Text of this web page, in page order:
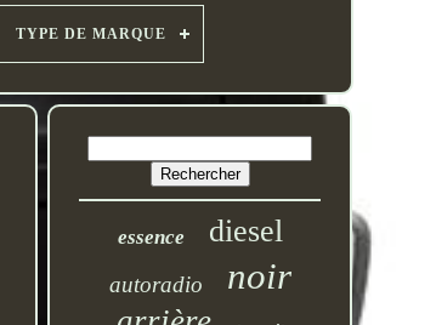
TYPE DE MARQUE
essence diesel
autoradio noir